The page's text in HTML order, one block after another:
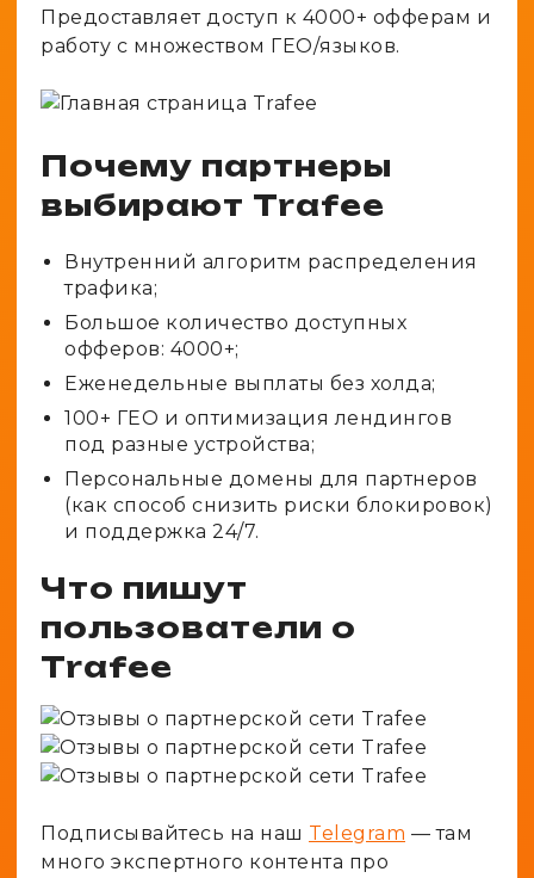
Предоставляет доступ к 4000+ офферам и
работу с множеством ГЕО/языков.
Почему партнеры
выбирают Trafee
Внутренний алгоритм распределения
трафика;
Большое количество доступных
офферов: 4000+;
Еженедельные выплаты без холда;
100+ ГЕО и оптимизация лендингов
под разные устройства;
Персональные домены для партнеров
(как способ снизить риски блокировок)
и поддержка 24/7.
Что пишут
пользователи о
Trafee
Подписывайтесь на наш Telegram — там
много экспертного контента про